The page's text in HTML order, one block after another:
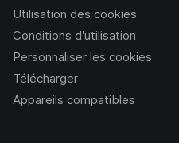
Utilisation des cookies
Conditions d’utilisation
Personnaliser les cookies
Télécharger
Appareils compatibles